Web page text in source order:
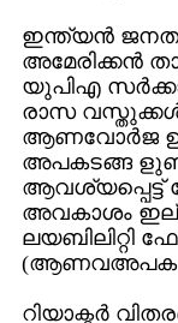
ഇന്ത്യന്‍
അമേരിക്കന്‍
യുപിഎ
രാസ
ആണവോര്‍ജ
അപകടങ്ങ
അവകാശം
(ആണവഅപകട
റിയാക്ടര്‍